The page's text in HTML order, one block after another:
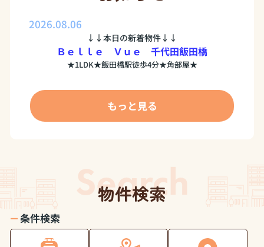
2026.08.06
↓↓本日の新着物件↓↓
Ｂｅｌｌｅ Ｖｕｅ 千代田飯田橋
★1LDK★飯田橋駅徒歩4分★角部屋★
Xでも新着情報を毎日更新しているので、是非チェックして
くださいね♪
四ツ谷・水道橋で不動産をお探しの方はぜひupseedに
もっと見る
物件検索
条件検索